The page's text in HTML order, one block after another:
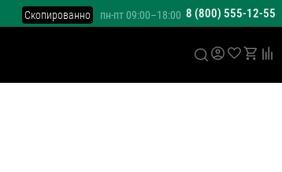
пн-пт 09:00–18:00 8 (800) 555-12-55
Скопированно